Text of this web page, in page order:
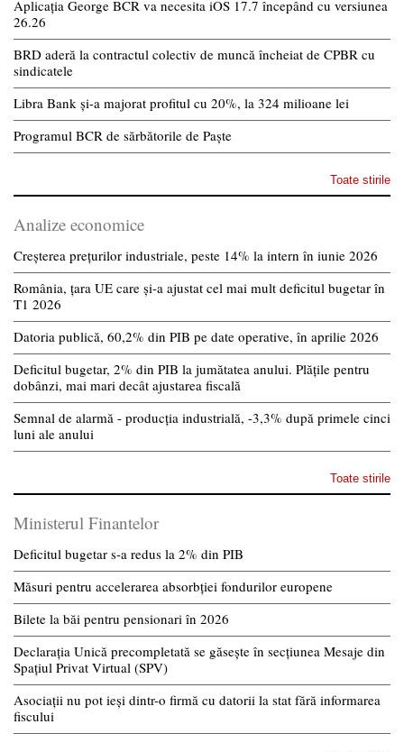
Aplicația George BCR va necesita iOS 17.7 începând cu versiunea
26.26
BRD aderă la contractul colectiv de muncă încheiat de CPBR cu
sindicatele
Libra Bank și-a majorat profitul cu 20%, la 324 milioane lei
Programul BCR de sărbătorile de Paște
Toate stirile
Analize economice
Creșterea prețurilor industriale, peste 14% la intern în iunie 2026
România, țara UE care și-a ajustat cel mai mult deficitul bugetar în
T1 2026
Datoria publică, 60,2% din PIB pe date operative, în aprilie 2026
Deficitul bugetar, 2% din PIB la jumătatea anului. Plățile pentru
dobânzi, mai mari decât ajustarea fiscală
Semnal de alarmă - producția industrială, -3,3% după primele cinci
luni ale anului
Toate stirile
Ministerul Finantelor
Deficitul bugetar s-a redus la 2% din PIB
Măsuri pentru accelerarea absorbției fondurilor europene
Bilete la băi pentru pensionari în 2026
Declarația Unică precompletată se găsește în secțiunea Mesaje din
Spațiul Privat Virtual (SPV)
Asociații nu pot ieși dintr-o firmă cu datorii la stat fără informarea
fiscului